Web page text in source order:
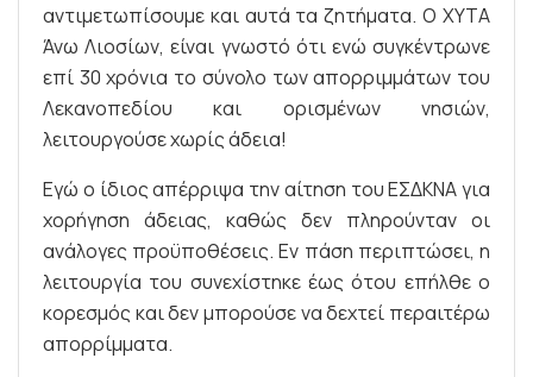
αντιμετωπίσουμε και αυτά τα ζητήματα. Ο ΧΥΤΑ
Άνω Λιοσίων, είναι γνωστό ότι ενώ συγκέντρωνε
επί 30 χρόνια το σύνολο των απορριμμάτων του
Λεκανοπεδίου και ορισμένων νησιών,
λειτουργούσε χωρίς άδεια!
Εγώ ο ίδιος απέρριψα την αίτηση του ΕΣΔΚΝΑ για
χορήγηση άδειας, καθώς δεν πληρούνταν οι
ανάλογες προϋποθέσεις. Εν πάση περιπτώσει, η
λειτουργία του συνεχίστηκε έως ότου επήλθε ο
κορεσμός και δεν μπορούσε να δεχτεί περαιτέρω
απορρίμματα.